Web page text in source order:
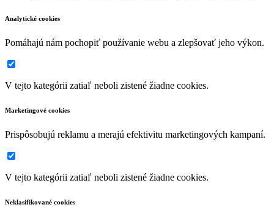
Analytické cookies
Pomáhajú nám pochopiť používanie webu a zlepšovať jeho výkon.
V tejto kategórii zatiaľ neboli zistené žiadne cookies.
Marketingové cookies
Prispôsobujú reklamu a merajú efektivitu marketingových kampaní.
V tejto kategórii zatiaľ neboli zistené žiadne cookies.
Neklasifikované cookies